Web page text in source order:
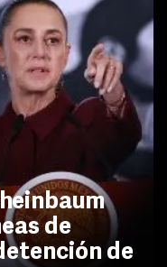
de
de